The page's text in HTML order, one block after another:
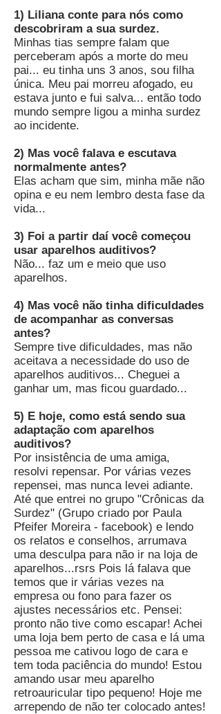
1) Liliana conte para nós como
descobriram a sua surdez.
Minhas tias sempre falam que
perceberam após a morte do meu
pai... eu tinha uns 3 anos, sou filha
única. Meu pai morreu afogado, eu
estava junto e fui salva... então todo
mundo sempre ligou a minha surdez
ao incidente.
2) Mas você falava e escutava
normalmente antes?
Elas acham que sim, minha mãe não
opina e eu nem lembro desta fase da
vida...
3) Foi a partir daí você começou
usar aparelhos auditivos?
Não... faz um e meio que uso
aparelhos.
4) Mas você não tinha dificuldades
de acompanhar as conversas
antes?
Sempre tive dificuldades, mas não
aceitava a necessidade do uso de
aparelhos auditivos... Cheguei a
ganhar um, mas ficou guardado...
5) E hoje, como está sendo sua
adaptação com aparelhos
auditivos?
Por insistência de uma amiga,
resolvi repensar. Por várias vezes
repensei, mas nunca levei adiante.
Até que entrei no grupo "Crônicas da
Surdez" (Grupo criado por Paula
Pfeifer Moreira - facebook) e lendo
os relatos e conselhos, arrumava
uma desculpa para não ir na loja de
aparelhos...rsrs Pois lá falava que
temos que ir várias vezes na
empresa ou fono para fazer os
ajustes necessários etc. Pensei:
pronto não tive como escapar! Achei
uma loja bem perto de casa e lá uma
pessoa me cativou logo de cara e
tem toda paciência do mundo! Estou
amando usar meu aparelho
retroauricular tipo pequeno! Hoje me
arrependo de não ter colocado antes!